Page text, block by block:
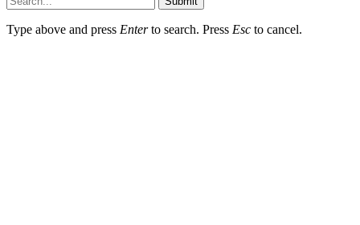
Type above and press Enterto search. Press Esc to cancel.